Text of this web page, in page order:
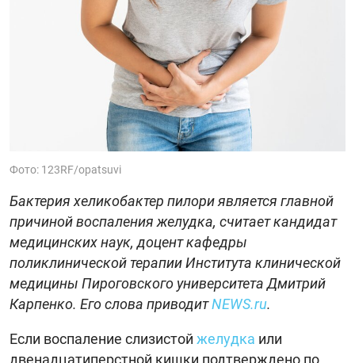
Фото: 123RF/opatsuvi
Бактерия хеликобактер пилори является главной
причиной воспаления желудка, считает кандидат
медицинских наук, доцент кафедры
поликлинической терапии Института клинической
медицины Пироговского университета Дмитрий
Карпенко. Его слова приводитNEWS.ru.
Если воспаление слизистой желудка или
двенадцатиперстной кишки подтверждено по